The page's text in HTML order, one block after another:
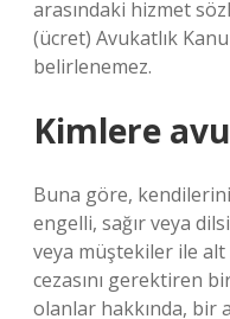
arasındaki hizmet
(ücret) Avukatlık
belirlenemez.
Kimlere
Buna göre,
engelli, sağır veya
veya müştekiler ile alt
cezasını gerektiren
olanlar hakkında, bir